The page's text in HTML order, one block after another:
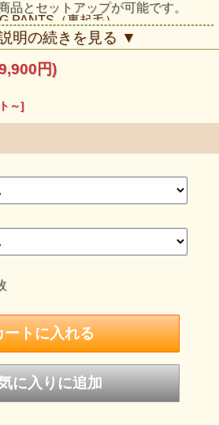
品とセットアップが可能です。
PANTS（裏起毛）
袖丈60
袖丈61
59/袖丈64
明の続きを見る ▼
円)
～]